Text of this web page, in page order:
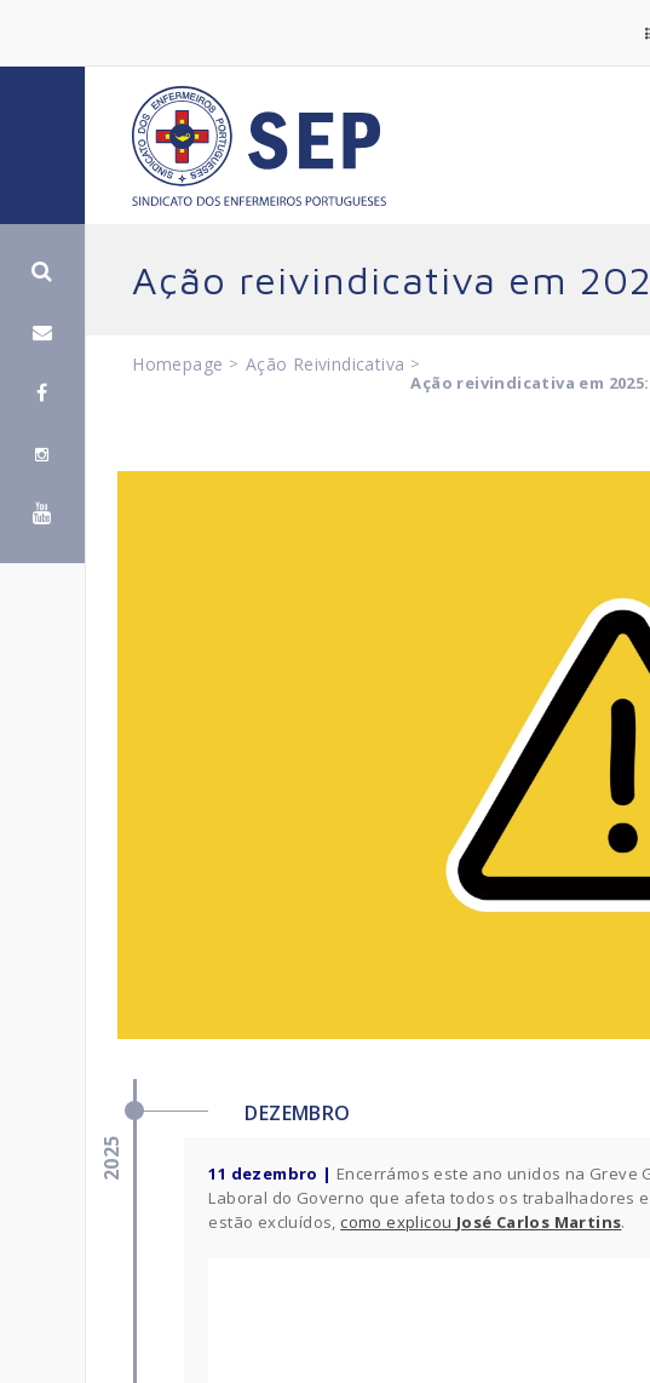
Ação reivindicativa em
Homepage > Ação Reivindicativa >
Ação reivindicativa em
2025
DEZEMBRO
11 dezembro | Encerrámos este ano unidos na Greve
Laboral do Governo que afeta todos os trabalhadores
estão excluídos, como explicou José Carlos Martins.